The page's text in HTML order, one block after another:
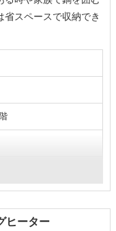
省スペースで収納でき
ヒーター